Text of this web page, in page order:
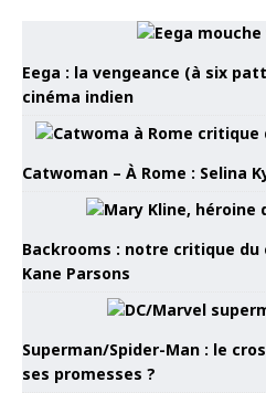
Eega : la vengeance (à six
cinéma indien
Catwoman – À Rome : Selina
Backrooms : notre critique
Kane Parsons
Superman/Spider-Man : le
ses promesses ?